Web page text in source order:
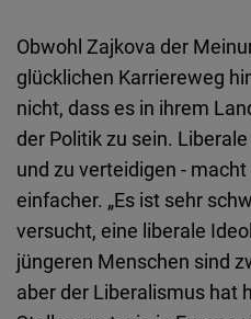
Obwohl Zajkova der
glücklichen Karriereweg
nicht, dass es in ihrem
der Politik zu sein.
und zu verteidigen -
einfacher. „Es ist sehr
versucht, eine liberale
jüngeren Menschen sind
aber der Liberalismus hat